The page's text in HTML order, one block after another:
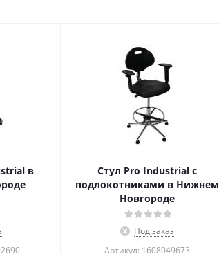
в
Стул Pro Industrial с
подлокотниками в Нижнем
Новгороде
Под заказ
Артикул: 1608049673